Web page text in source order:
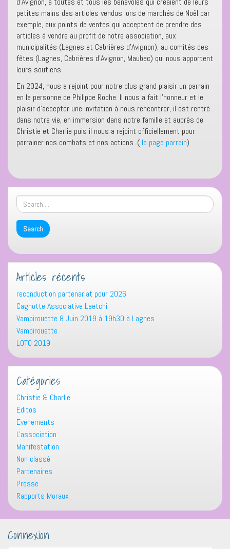
petites mains des articles vendus lors de marchés de Noël par
exemple, aux points de ventes qui acceptent de prendre des
articles à vendre au profit de notre association, aux
municipalités (Lagnes et Cabrières d’Avignon), au comités des
fêtes (Lagnes, Cabrières d’Avignon, Maubec) qui nous apportent
leurs soutiens.
En 2024, nous a rejoint pour notre plus grand plaisir un parrain
en la personne de Philippe Roche. Il nous a fait l’honneur et le
plaisir d’accepter une invitation à nous rencontrer, il est rentré
dans notre vie, en immersion dans notre famille et auprès de
Christie et Charlie puis il nous a rejoint officiellement pour
parrainer nos combats et nos actions. ( la page parrain)
Articles récents
reconduction partenariat pour 2026
Cagnotte Associative Leetchi
Vampirouette 8 Juin 2019 à 19h30 à Lagnes
Vampirouette
LOTO 2019
Catégories
Christie & Charlie
Editos
Evenements
L'association
Manifestation
Non classé
Partenaires
Presse
Rapports Moraux
Connexion